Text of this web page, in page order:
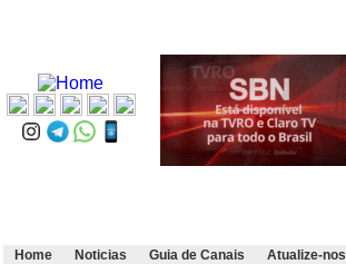
Home Noticias Guia de Canais
Atualize-nos